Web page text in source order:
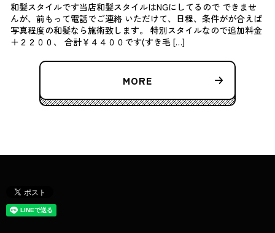
和髪スタイルです当店和髪スタイルはNGにしてるので できませ
んが、前もって電話でご連絡 いただけて、日程、条件がが合えば
写真程度の和髪なら施術致します。 特別スタイルなので追加料金
＋２２００、 合計￥４４００です(すき毛 […]
MORE